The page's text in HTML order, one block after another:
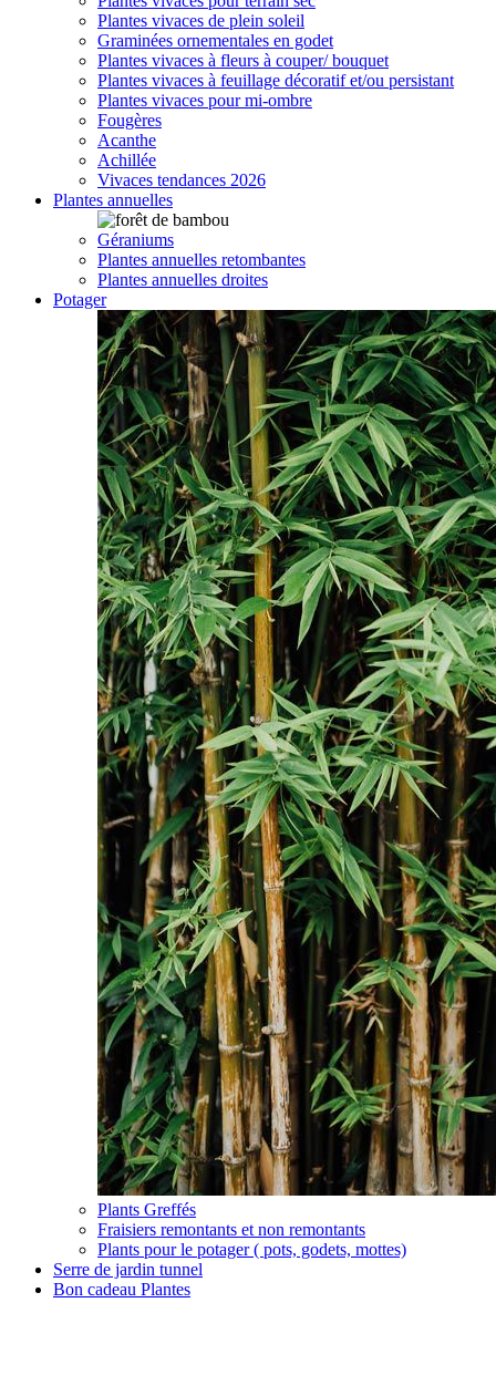
Plantes vivaces de plein soleil
Graminées ornementales en godet
Plantes vivaces à fleurs à couper/ bouquet
Plantes vivaces à feuillage décoratif et/ou persistant
Plantes vivaces pour mi-ombre
Fougères
Acanthe
Achillée
Vivaces tendances 2026
Plantes annuelles
Géraniums
Plantes annuelles retombantes
Plantes annuelles droites
Potager
Plants Greffés
Fraisiers remontants et non remontants
Plants pour le potager ( pots, godets, mottes)
Serre de jardin tunnel
Bon cadeau Plantes